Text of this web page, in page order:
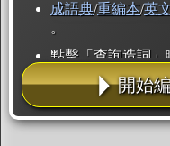
成語典/重編本/英
。
點擊「查詢造詞」
點「部首」瞬間
辭典解釋的全文
用手動重複輸入。
開始